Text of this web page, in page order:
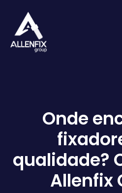
Onde
qualidade?
Allenfix